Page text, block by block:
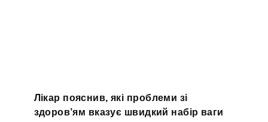
Лікар пояснив, які проблеми зі
здоров’ям вказує швидкий набір ваги